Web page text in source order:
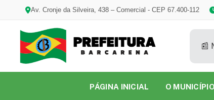
Av. Cronje da Silveira, 438 – Comercial - CEP 67.400-112
📰
PÁGINA INICIAL O MUNICÍPIO